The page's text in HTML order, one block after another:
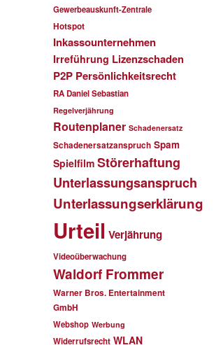
Gewerbeauskunft-Zentrale
Hotspot
Inkassounternehmen
Irreführung Lizenzschaden
P2P Persönlichkeitsrecht
RA Daniel Sebastian
Regelverjährung
Routenplaner Schadenersatz
Schadenersatzanspruch Spam
Spielfilm Störerhaftung
Unterlassungsanspruch
Unterlassungserklärung
Urteil Verjährung
Videoüberwachung
Waldorf Frommer
Warner Bros. Entertainment
GmbH
Webshop Werbung
Widerrufsrecht WLAN